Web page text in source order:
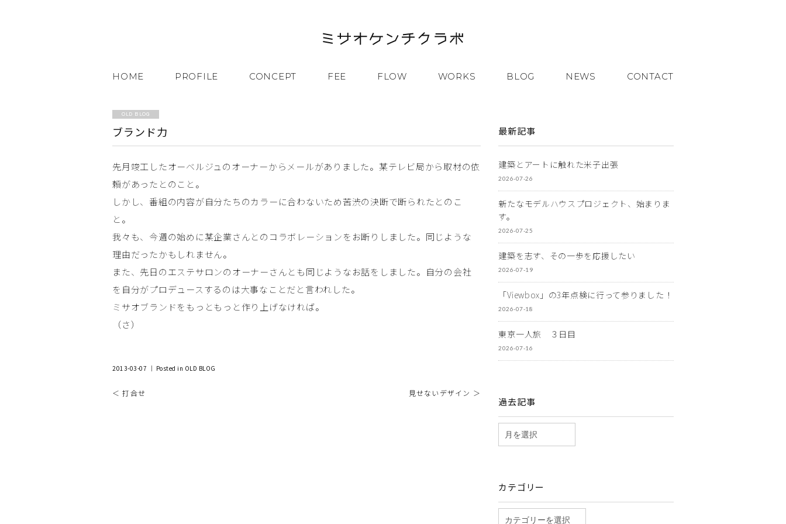
HOME PROFILE CONCEPT FEE FLOW WORKS BLOG NEWS CONTACT
OLD BLOG
ブランド力
先月竣工したオーベルジュのオーナーからメールがありました。某テレビ局から取材の依
頼があったとのこと。
しかし、番組の内容が自分たちのカラーに合わないため苦渋の決断で断られたとのこ
と。
我々も、今週の始めに某企業さんとのコラボレーションをお断りしました。同じような
理由だったかもしれません。
また、先日のエステサロンのオーナーさんとも同じようなお話をしました。自分の会社
を自分がプロデュースするのは大事なことだと言われした。
ミサオブランドをもっともっと作り上げなければ。
（さ）
2013-03-07 ｜ Posted in OLD BLOG
＜ 打合せ 見せないデザイン ＞
最新記事
建築とアートに触れた米子出張
2026-07-26
新たなモデルハウスプロジェクト、始まりま
す。
2026-07-25
建築を志す、その一歩を応援したい
2026-07-19
「Viewbox」の3年点検に行って参りました！
2026-07-18
東京一人旅 ３日目
2026-07-16
過去記事
カテゴリー